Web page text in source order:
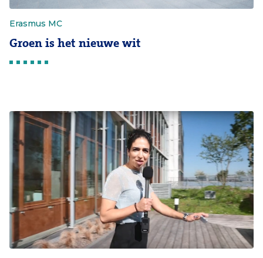
Erasmus MC
Groen is het nieuwe wit